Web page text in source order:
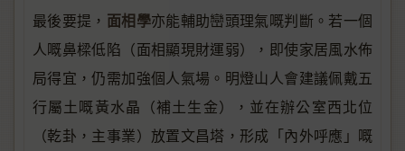
最後要提， 面相學亦能輔助巒頭理氣嘅判斷。若一個
人嘅鼻樑低陷（面相顯現財運弱），即使家居風水佈
局得宜，仍需加強個人氣場。明燈山人會建議佩戴五
行屬土嘅黃水晶（補土生金），並在辦公室西北位
（乾卦，主事業）放置文昌塔，形成「內外呼應」嘅